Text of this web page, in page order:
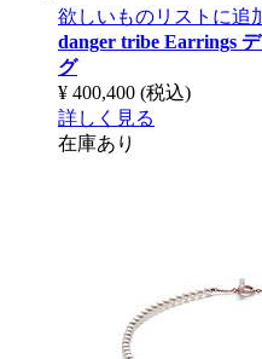
欲しいものリストに追
danger tribe Earrings
グ
¥ 400,400 (税込)
詳しく見る
在庫あり